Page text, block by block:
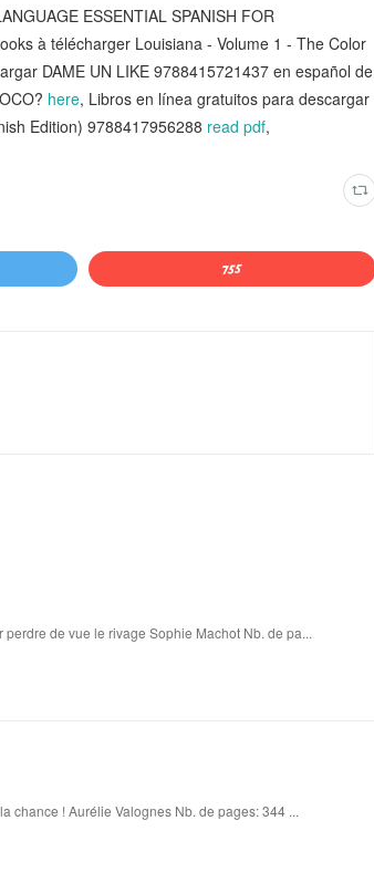
ESSENTIAL SPANISH FOR
à télécharger Louisiana - Volume 1 - The Color
DAME UN LIKE 9788415721437 en español de
here, Libros en línea gratuitos para descargar
Edition) 9788417956288 read pdf,
de vue le rivage Sophie Machot Nb. de pa...
chance ! Aurélie Valognes Nb. de pages: 344 ...